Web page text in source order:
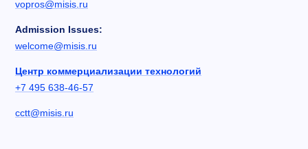
vopros@misis.ru
Admission Issues:
welcome@misis.ru
Центр коммерциализации технологий
+7 495 638-46-57
cctt@misis.ru